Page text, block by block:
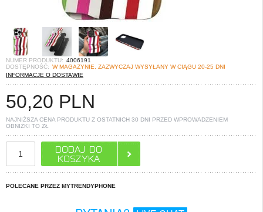
NUMER PRODUKTU: 4006191
DOSTĘPNOŚĆ: W MAGAZYNIE. ZAZWYCZAJ WYSYŁANY W CIĄGU 20-25 DNI
INFORMACJE O DOSTAWIE
50,20 PLN
NAJNIŻSZA CENA PRODUKTU Z OSTATNICH 30 DNI PRZED WPROWADZENIEM
OBNIŻKI TO ZŁ
POLECANE PRZEZ MYTRENDYPHONE